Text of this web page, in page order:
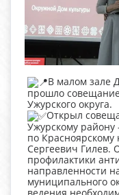
В малом зале
прошло
Ужурского округа.
Открыл
Ужурскому
по
Сергеевич Гилев.
профилактики
направленности
муниципального